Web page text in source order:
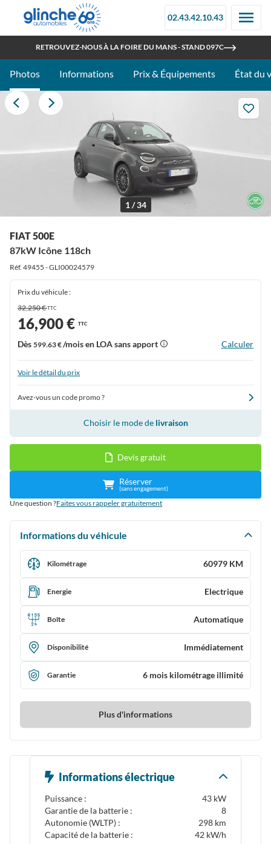
02.43.42.10.43
RETROUVEZ-NOUS À LA FOIRE DU MANS - STAND 097C
OUVERT TOUT L'ÉTÉ
Photos Informations Prix & Équipements État du
1 / 34
FIAT 500E
87kW Icône 118ch
Réf. 49455 - GLI00024579
Prix du véhicule :
32,250 €TTC
16,900 € TTC
Dès 599.63 €/mois en LOA sans apport Calculer
Voir le détail du prix
Avez-vous un code promo ?
Choisir le mode de livraison
Devis gratuit
Réserver
(sans engagement)
Une question ?Faites vous rappeler gratuitement
Informations du véhicule
Kilométrage 60979 KM
Energie Electrique
Boîte Automatique
Disponibilité Immédiatement
Garantie 6 mois kilométrage illimité
Plus d'informations
Informations électrique
Puissance :
43 kW
Garantie de la batterie :
8
Autonomie (WLTP) :
298 km
Capacité de la batterie :
42 kW/h